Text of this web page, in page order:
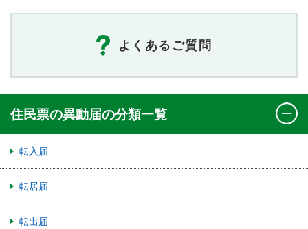
よくあるご質問
住民票の異動届の分類一覧
転入届
転居届
転出届